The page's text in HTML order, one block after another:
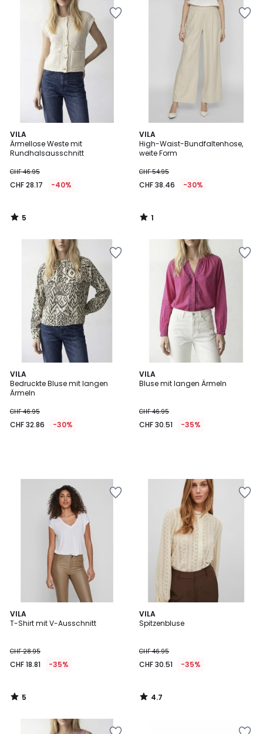
VILA
Ärmellose Weste mit
Rundhalsausschnitt
CHF 46.95
CHF 28.17 -40%
5
/
5
5
/
VILA
High-Waist-Bundfaltenhose,
weite Form
CHF 54.95
CHF 38.46 -30%
1
/
5
1
/
VILA
Bedruckte Bluse mit langen
Ärmeln
CHF 46.95
CHF 32.86 -30%
VILA
Bluse mit langen Ärmeln
CHF 46.95
CHF 30.51 -35%
VILA
T-Shirt mit V-Ausschnitt
CHF 28.95
CHF 18.81 -35%
5
/
5
/
VILA
Spitzenbluse
CHF 46.95
CHF 30.51 -35%
4.7
/ 5
4.7
/